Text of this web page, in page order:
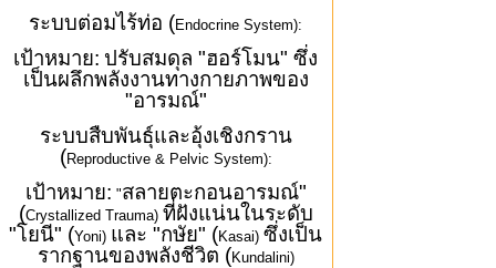
ระบบต่อมไร้ท่อ (Endocrine System):
เป้าหมาย: ปรับสมดุล "ฮอร์โมน" ซึ่ง
เป็นผลึกพลังงานทางกายภาพของ
"อารมณ์"
ระบบสืบพันธุ์และอุ้งเชิงกราน
(Reproductive & Pelvic System):
เป้าหมาย: "สลายตะกอนอารมณ์"
(Crystallized Trauma) ที่ฝังแน่นในระดับ
"โยนี" (Yoni) และ "กษัย" (Kasai)ซึ่งเป็น
รากฐานของพลังชีวิต (Kundalini)